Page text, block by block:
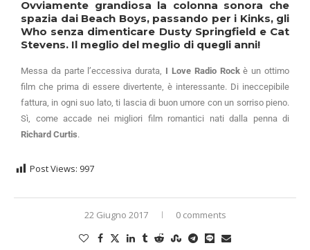
Ovviamente grandiosa la colonna sonora che
spazia dai Beach Boys, passando per i Kinks, gli
Who senza dimenticare Dusty Springfield e Cat
Stevens. Il meglio del meglio di quegli anni!
Messa da parte l’eccessiva durata, I Love Radio Rockè un ottimo
film che prima di essere divertente, è interessante. Di ineccepibile
fattura, in ogni suo lato, ti lascia di buon umore con un sorriso pieno.
Sì, come accade nei migliori film romantici nati dalla penna di
Richard Curtis.
Post Views: 997
22 Giugno 2017 0 comments